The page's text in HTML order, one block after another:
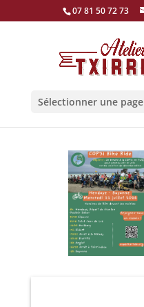
07 81 50 72 73
Sélectionner une page